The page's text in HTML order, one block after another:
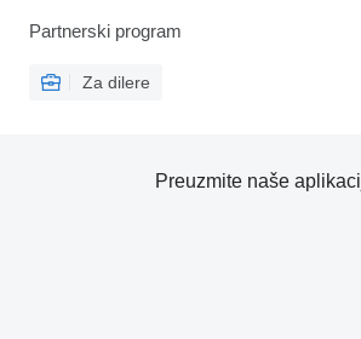
Partnerski program
Za dilere
Preuzmite naše